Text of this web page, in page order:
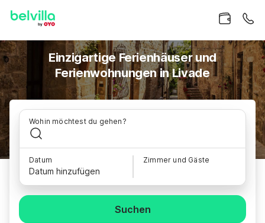
Einzigartige Ferienhäuser und
Ferienwohnungen in Livade
Wohin möchtest du gehen?
Datum
Datum hinzufügen
Zimmer und Gäste
Suchen